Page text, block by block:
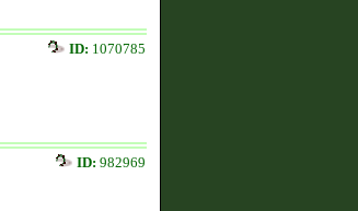
ID: 1070785
ID: 982969